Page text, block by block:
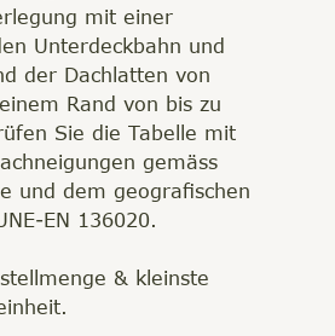
mit einer
Unterdeckbahn und
der Dachlatten von
Rand von bis zu
Sie die Tabelle mit
gemäss
und dem geografischen
EN 136020.
& kleinste